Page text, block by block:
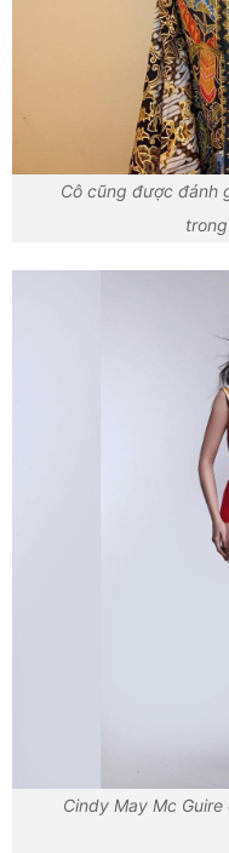
Cô cũng được đánh
Cindy May Mc